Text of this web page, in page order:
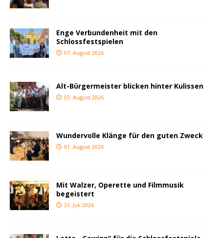
Enge Verbundenheit mit den
Schlossfestspielen
07. August 2026
Alt-Bürgermeister blicken hinter Kulissen
03. August 2026
Wundervolle Klänge für den guten Zweck
01. August 2026
Mit Walzer, Operette und Filmmusik
begeistert
31. Juli 2026